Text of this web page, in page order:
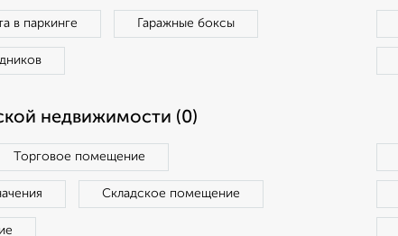
в паркинге Гаражные боксы
недвижимости (0)
Торговое помещение
Складское помещение